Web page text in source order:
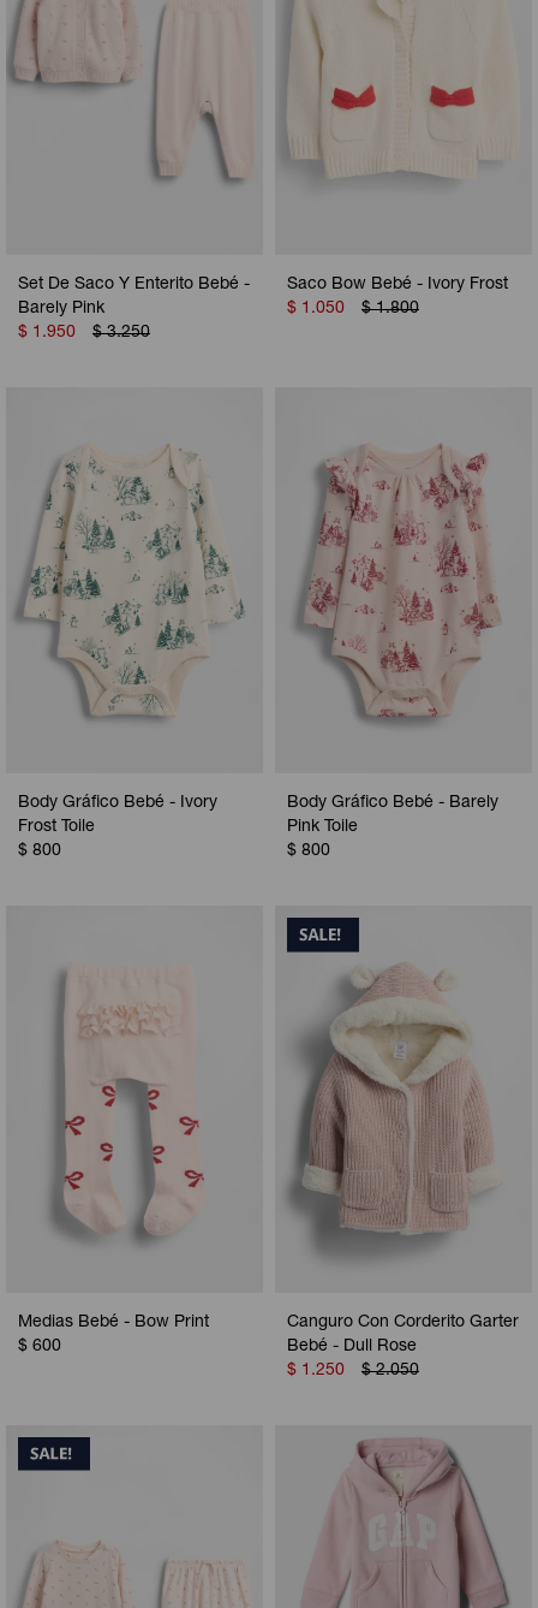
Set De Saco Y Enterito Bebé -
Barely Pink
$ 1.950 $ 3.250
Saco Bow Bebé - Ivory Frost
$ 1.050 $ 1.800
Body Gráfico Bebé - Ivory
Frost Toile
$ 800
Body Gráfico Bebé - Barely
Pink Toile
$ 800
Medias Bebé - Bow Print
$ 600
Canguro Con Corderito Garter
Bebé - Dull Rose
$ 1.250 $ 2.050